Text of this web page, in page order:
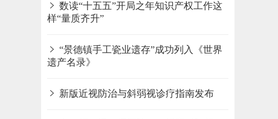
数读“十五五”开局之年知识产权工作这
样“量质齐升”
“景德镇手工瓷业遗存”成功列入《世界
遗产名录》
新版近视防治与斜弱视诊疗指南发布